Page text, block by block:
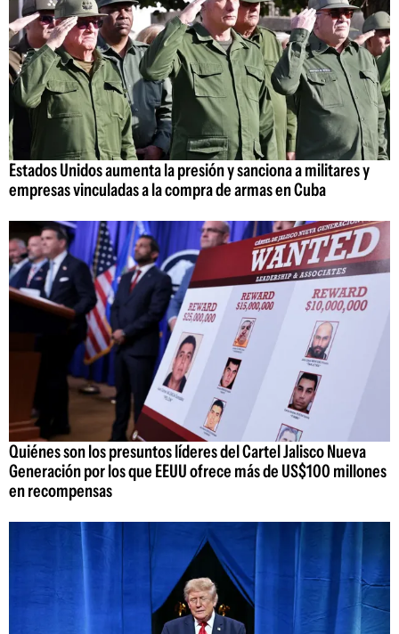
Estados Unidos aumenta la presión y sanciona a militares y
empresas vinculadas a la compra de armas en Cuba
Quiénes son los presuntos líderes del Cartel Jalisco Nueva
Generación por los que EEUU ofrece más de US$100 millones
en recompensas